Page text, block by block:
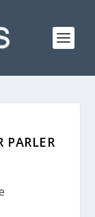
PARLER